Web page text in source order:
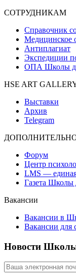
СОТРУДНИКАМ
Справочник
Медицинское
Антиплагиат
Экспедиции
ОПА Школы
HSE ART
Выставки
Архив
Telegram
Форум
Центр
LMS — единая
Газета Школы
Вакансии
Вакансии в
Вакансии для
Новости